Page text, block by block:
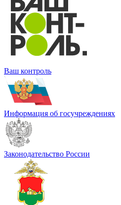
Ваш контроль
Информация об госучреждениях
Законодательство России